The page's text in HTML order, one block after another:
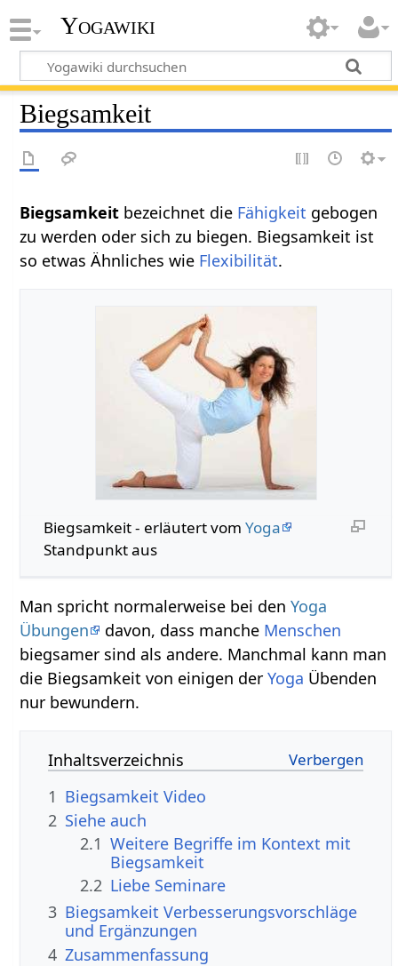
Yogawiki
Biegsamkeit
bezeichnet die Fähigkeit gebogen
zu werden oder sich zu biegen. Biegsamkeit ist
so etwas Ähnliches wie Flexibilität.
Biegsamkeit‏‎ - erläutert vom Yoga
Standpunkt aus
Man spricht normalerweise bei denYoga
Übungen
davon, dass manche Menschen
biegsamer sind als andere. Manchmal kann man
die Biegsamkeit von einigen derYoga Übenden
nur bewundern.
Inhaltsverzeichnis
1
Biegsamkeit‏‎ Video
2 Siehe auch
2.1 Weitere Begriffe im Kontext mit
2.2 Liebe Seminare
3 Biegsamkeit‏‎ Verbesserungsvorschläge
und Ergänzungen
4 Zusammenfassung